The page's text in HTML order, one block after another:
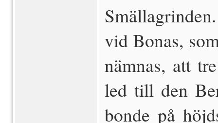
vid Bonas,
nämnas, att
led till den
bonde på